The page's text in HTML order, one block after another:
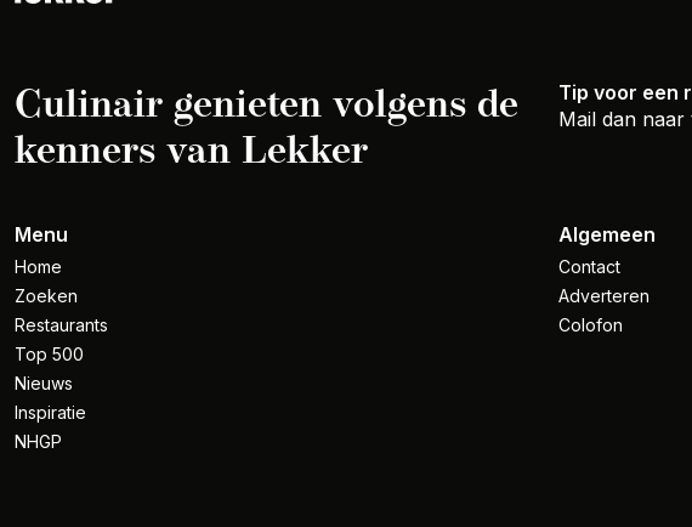
Culinair genieten volgens de
kenners van Lekker
Tip voor een
Mail dan naar
Menu
Home
Zoeken
Restaurants
Top 500
Nieuws
Inspiratie
NHGP
Algemeen
Contact
Adverteren
Colofon